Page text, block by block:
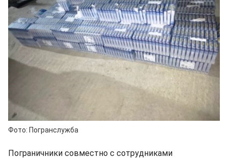
Фото: Погранслужба
Пограничники совместно с сотрудниками